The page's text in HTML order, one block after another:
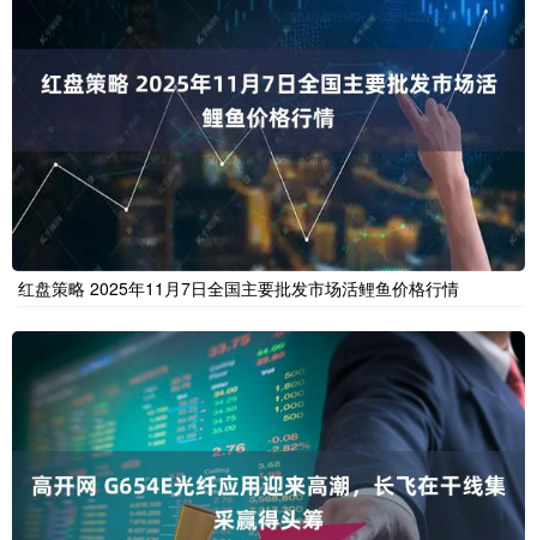
红盘策略 2025年11月7日全国主要批发市场活鲤鱼价格行情